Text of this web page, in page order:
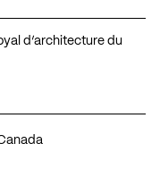
d’architecture du